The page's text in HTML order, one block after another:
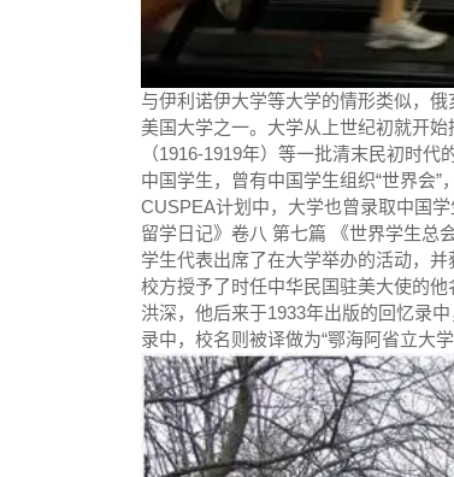
与伊利诺伊大学等大学的情形类似，
美国大学之一。大学从上世纪初就开
（1916-1919年）等一批清末民初时
中国学生，曾有中国学生组织“世界会
CUSPEA计划中，大学也曾录取中国
留学日记》卷八 第七篇 《世界学生总
学生代表出席了在大学举办的活动，
校方授予了时任中华民国驻美大使的
洪深，他后来于1933年出版的回忆录
录中，校名则被译做为“鄂海阿省立大学